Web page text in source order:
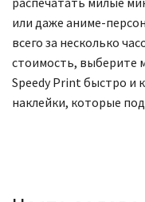
или даже аниме-
всего за несколько
стоимость, выберите
Speedy Print быстро и
наклейки, которые